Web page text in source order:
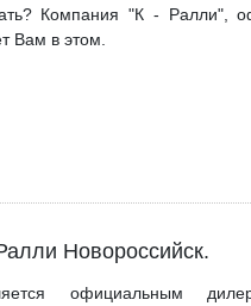
Компания "К - Ралли",
Вам в этом.
Новороссийск.
официальным